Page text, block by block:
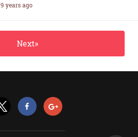
9 years ago
Next»